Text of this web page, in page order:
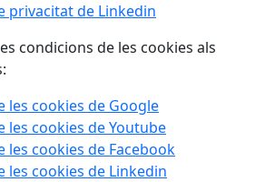
privacitat de Linkedin
condicions de les cookies als
les cookies de Google
les cookies de Youtube
les cookies de Facebook
les cookies de Linkedin